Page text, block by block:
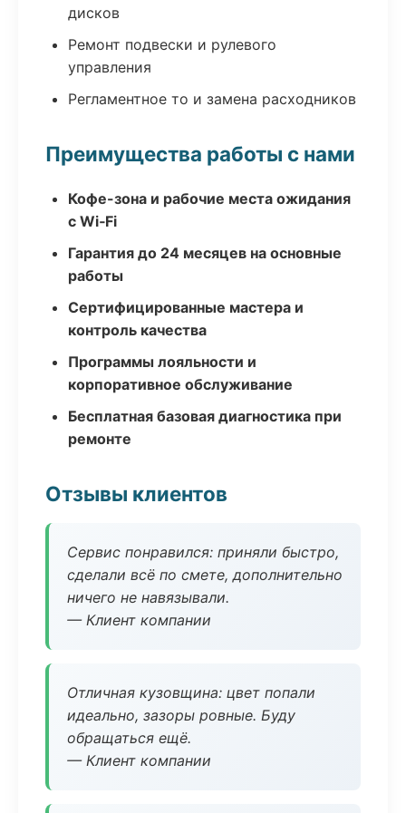
дисков
Ремонт подвески и рулевого
управления
Регламентное то и замена расходников
Преимущества работы с нами
Кофе-зона и рабочие места ожидания
с Wi‑Fi
Гарантия до 24 месяцев на основные
работы
Сертифицированные мастера и
контроль качества
Программы лояльности и
корпоративное обслуживание
Бесплатная базовая диагностика при
ремонте
Отзывы клиентов
Сервис понравился: приняли быстро,
сделали всё по смете, дополнительно
ничего не навязывали.
— Клиент компании
Отличная кузовщина: цвет попали
идеально, зазоры ровные. Буду
обращаться ещё.
— Клиент компании